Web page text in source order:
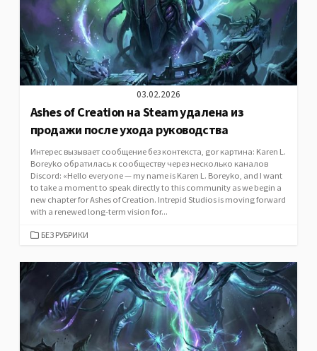
03.02.2026
Ashes of Creation на Steam удалена из
продажи после ухода руководства
Интерес вызывает сообщение без контекста, gor картина: Karen L.
Boreyko обратилась к сообществу через несколько каналов
Discord: «Hello everyone — my name is Karen L. Boreyko, and I want
to take a moment to speak directly to this community as we begin a
new chapter for Ashes of Creation. Intrepid Studios is moving forward
with a renewed long-term vision for...
CATEGORIES
БЕЗ РУБРИКИ